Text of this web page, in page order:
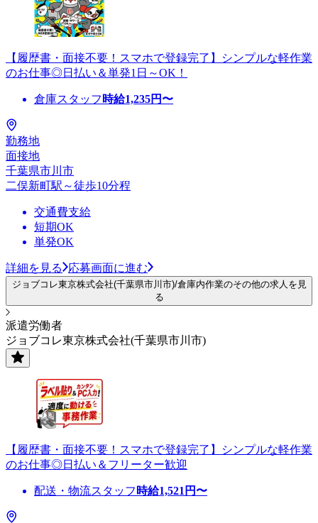
【履歴書・面接不要！スマホで登録完了】シンプルな軽作業
のお仕事◎日払い＆単発1日～OK！
倉庫スタッフ 時給1,235円〜
勤務地
面接地
千葉県市川市
二俣新町駅～徒歩10分程
交通費支給
短期OK
単発OK
詳細を見る 応募画面に進む
ジョブコレ東京株式会社(千葉県市川市)/倉庫内作業のその他の求人を見
る
派遣労働者
ジョブコレ東京株式会社(千葉県市川市)
【履歴書・面接不要！スマホで登録完了】シンプルな軽作業
のお仕事◎日払い＆フリーター歓迎
配送・物流スタッフ 時給1,521 円〜